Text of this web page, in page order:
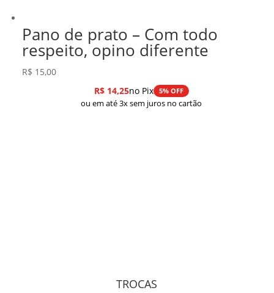
Pano de prato – Com todo
respeito, opino diferente
R$ 15,00
R$14,25no Pix 5% OFF
ou em até 3x sem juros no cartão
TROCAS